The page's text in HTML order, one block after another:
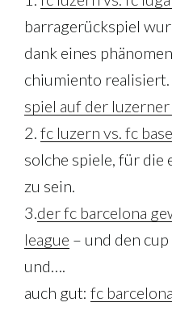
barragerückspiel
dank eines
chiumiento realisiert.
spiel auf der luzerner
2. fc luzern vs. fc
solche spiele, für die
zu sein.
3. der fc barcelona
league – und den
und….
auch gut: fc